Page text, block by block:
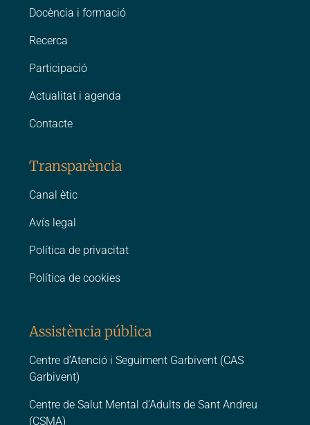
Docència i formació
Recerca
Participació
Actualitat i agenda
Contacte
Transparència
Canal ètic
Avís legal
Política de privacitat
Política de cookies
Assistència pública
Centre d’Atenció i Seguiment Garbivent (CAS
Garbivent)
Centre de Salut Mental d’Adults de Sant Andreu
(CSMA)